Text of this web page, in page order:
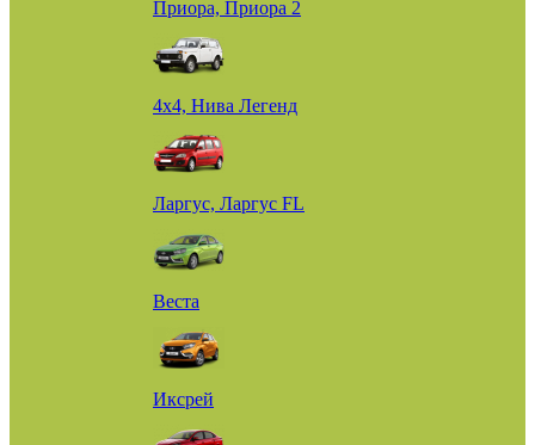
Приора, Приора 2
4х4, Нива Легенд
Ларгус, Ларгус FL
Веста
Иксрей